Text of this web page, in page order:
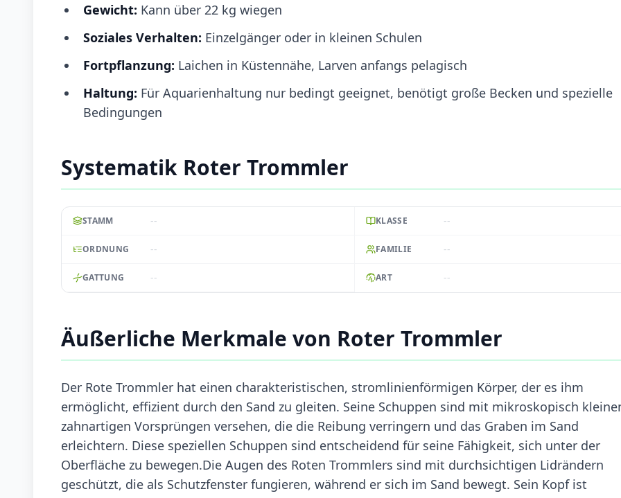
Gewicht: Kann über 22 kg wiegen
Soziales Verhalten: Einzelgänger oder in kleinen Schulen
Fortpflanzung: Laichen in Küstennähe, Larven anfangs pelagisch
Haltung: Für Aquarienhaltung nur bedingt geeignet, benötigt große Becken und spezielle
Bedingungen
Systematik Roter Trommler
STAMM -- KLASSE --
ORDNUNG -- FAMILIE --
GATTUNG -- ART --
Äußerliche Merkmale von Roter Trommler
Der Rote Trommler hat einen charakteristischen, stromlinienförmigen Körper, der es ihm
ermöglicht, effizient durch den Sand zu gleiten. Seine Schuppen sind mit mikroskopisch
zahnartigen Vorsprüngen versehen, die die Reibung verringern und das Graben im Sand
erleichtern. Diese speziellen Schuppen sind entscheidend für seine Fähigkeit, sich unter der
Oberfläche zu bewegen.Die Augen des Roten Trommlers sind mit durchsichtigen Lidrändern
geschützt, die als Schutzfenster fungieren, während er sich im Sand bewegt. Sein Kopf ist